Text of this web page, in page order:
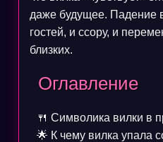
даже будущее. Падение
гостей, и ссору, и
близких.
Оглавление
🍴 Символика вилки в
🌟 К чему вилка упала